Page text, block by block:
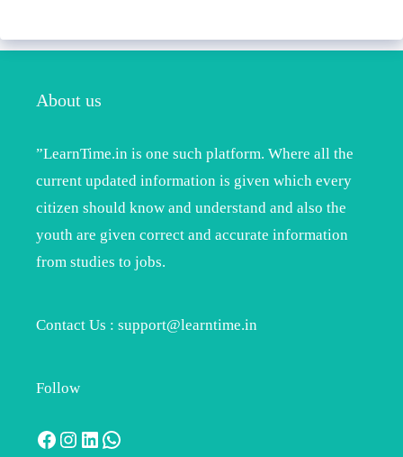
About us
”LearnTime.in is one such platform. Where all the
current updated information is given which every
citizen should know and understand and also the
youth are given correct and accurate information
from studies to jobs.
Contact Us : support@learntime.in
Follow
Facebook
Instagram
LinkedIn
WhatsApp